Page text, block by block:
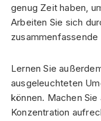
genug Zeit haben,
Arbeiten Sie sich
zusammenfassende
Lernen Sie
ausgeleuchteten
können. Machen
Konzentration